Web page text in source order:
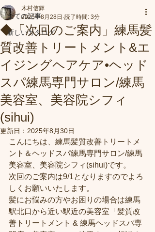
全ての記事
新しいカタログ
◆「次回のご案内」練馬髪
質改善トリートメント&エ
イジングヘアケア•ヘッド
スパ練馬専門サロン/練馬
美容室、美容院シフィ
(sihui)
木村信輝
2025年8月28日 読了時間: 3分
更新日： 2025年8月30日
こんにちは、練馬髪質改善トリートメ
ント＆ヘッドスパ練馬専門サロン/練馬
美容室、美容院シフィ(sihui)です。
次回のご案内は9/1となりますのでよろ
しくお願いいたします。
髪にお悩みの方やお困りの場合は練馬
駅北口から近い駅近の美容室「髪質改
善トリートメント & 練馬ヘッドスパ専